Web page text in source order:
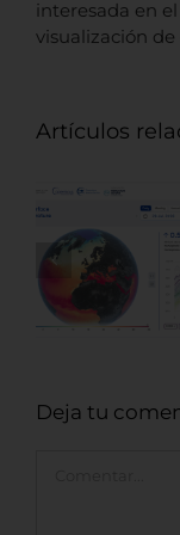
interesada en
visualización de
Artículos
Deja tu